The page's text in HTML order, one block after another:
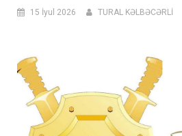
15 İyul 2026 TURAL KƏLBƏCƏRLİ